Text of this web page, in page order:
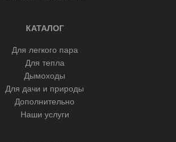
КАТАЛОГ
Для легкого пара
Для тепла
Дымоходы
Для дачи и природы
Дополнительно
Наши услуги